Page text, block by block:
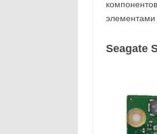
элементами
Seagate